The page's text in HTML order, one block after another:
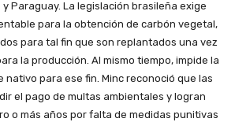
Paraguay. La legislación brasileña exige
para la obtención de carbón vegetal,
para tal fin que son replantados una vez
la producción. Al mismo tiempo, impide la
nativo para ese fin. Minc reconoció que las
el pago de multas ambientales y logran
o más años por falta de medidas punitivas